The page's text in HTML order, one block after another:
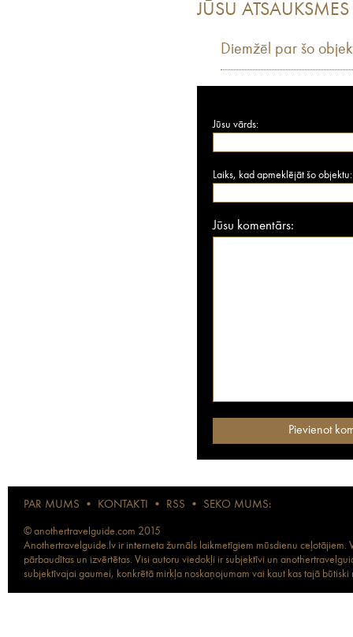
JŪSU ATSAUKSMES
Diemžēl par šo
Jūsu vārds:
Laiks, kad apmeklējāt šo objektu:
Jūsu komentārs:
PAR MUMS • KONTAKTI • RSS • SEKO MUMS:
© anothertravelguide.com 2015
Anothertravelguide.lv ir interneta žurnāls laikmetīgiem mūsdienu
pārbaudītas un izvērtētas. Visi autoru viedokļi ir subjektīvi un
subjektīvajai gaumei, konkrētā mirkļa noskaņojumam vai kaut kas tajā